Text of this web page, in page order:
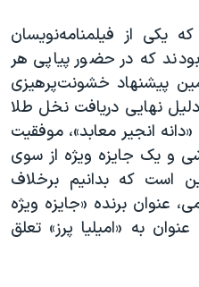
یکی از فیلمنامه‌نویسان
بودند که در حضور پیاپی هر
پیشنهاد خشونت‌پرهیزی
نهایی دریافت نخل طلا
انجیر معابد»، موفقیت
و یک جایزه ویژه از سوی
است که بدانیم برخلاف
عنوان برنده «جایزه ویژه
به «امیلیا پرز» تعلق